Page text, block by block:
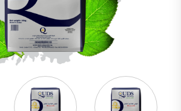
الوان دهانات ريسبشن بترولي, الوان دهانات 2022, الوان دهانات شقق عرايس, الوان دخانات حوائط
صناعة
معلم دهانات, سعر سطل
دهانات للبيع, افضل نواع الدهان في
شركة القدس